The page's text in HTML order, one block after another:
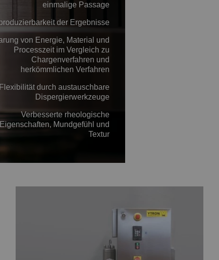
einmalige Passage
der Ergebnisse
von Energie, Material und
Processzeit im Vergleich zu
Chargenverfahren und
herkömmlichen Verfahren
durch austauschbare
Dispergierwerkzeuge
Verbesserte rheologische
Eigenschaften, Mundgefühl und
Textur